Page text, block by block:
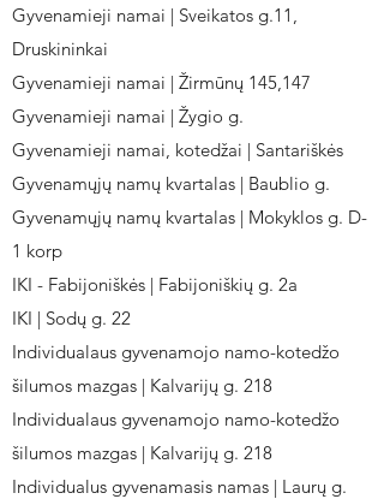
Gyvenamieji namai | Sveikatos g.11,
Druskininkai
Gyvenamieji namai | Žirmūnų 145,147
Gyvenamieji namai | Žygio g.
Gyvenamieji namai, kotedžai | Santariškės
Gyvenamųjų namų kvartalas | Baublio g.
Gyvenamųjų namų kvartalas | Mokyklos g. D-
1 korp
IKI - Fabijoniškės | Fabijoniškių g. 2a
IKI | Sodų g. 22
Individualaus gyvenamojo namo-kotedžo
šilumos mazgas | Kalvarijų g. 218
Individualaus gyvenamojo namo-kotedžo
šilumos mazgas | Kalvarijų g. 218
Individualus gyvenamasis namas | Laurų g.